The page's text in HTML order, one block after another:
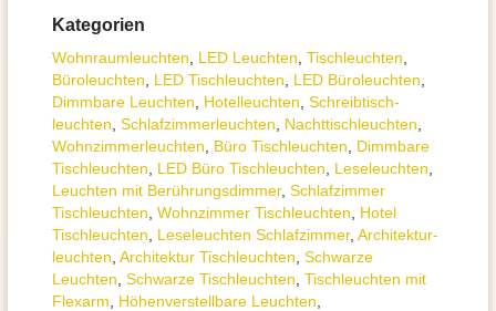
Kategorien
Wohnraum­leuchten LED Leuchten Tisch­leuchten
Büroleuchten
LED Tischleuchten LED Büroleuchten
Dimmbare Leuchten
Hotelleuchten Schreibtisch­
leuchten Schlafzimmer­leuchten Nachttisch­leuchten
Wohnzimmer­leuchten
Büro Tischleuchten
Dimmbare
Tischleuchten
LED Büro Tischleuchten Leseleuchten
Leuchten mit Berührungsdimmer, Schlafzimmer
Tischleuchten Wohnzimmer Tischleuchten
Hotel
Tischleuchten
Leseleuchten Schlafzimmer, Architektur­
leuchten Architektur Tischleuchten Schwarze
Leuchten Schwarze Tischleuchten Tischleuchten mit
Flexarm
Höhenverstellbare Leuchten